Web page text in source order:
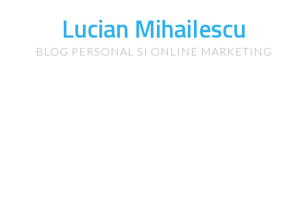
Lucian Mihailescu
BLOG PERSONAL SI ONLINE MARKETING